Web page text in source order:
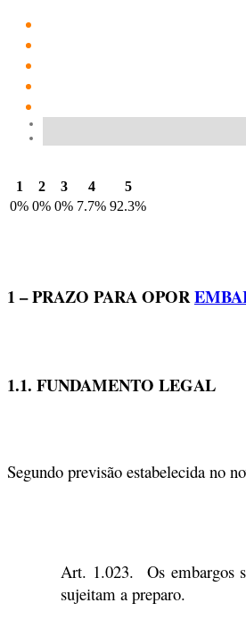
1
2 3 4
5
0% 0% 0% 7.7% 92.3%
1 – PRAZO PARA OPOR
1.1. FUNDAMENTO LEGAL
Segundo previsão estabelecida no
Art. 1.023. Os embargos
sujeitam a preparo.